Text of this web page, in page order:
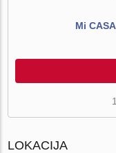
Mi
LOKACIJA